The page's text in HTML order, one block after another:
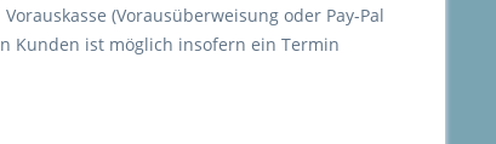
(Vorausüberweisung oder Pay-Pal
Kunden ist möglich insofern ein Termin